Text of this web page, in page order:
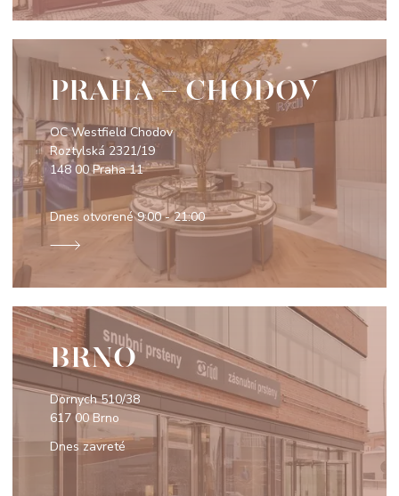
PRAHA - CHODOV
OC Westfield Chodov
Roztylská 2321/19
148 00 Praha 11
Dnes otvorené9:00 - 21:00
BRNO
Dornych 510/38
617 00 Brno
Dnes zavreté